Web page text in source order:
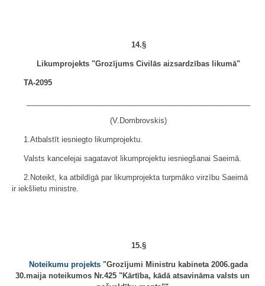
14.§
Likumprojekts "Grozījums Civilās aizsardzības likumā"
TA-2095
(V.Dombrovskis)
1.Atbalstīt iesniegto likumprojektu.
Valsts kancelejai sagatavot likumprojektu iesniegšanai Saeimā.
2.Noteikt, ka atbildīgā par likumprojekta turpmāko virzību Saeimā
ir iekšlietu ministre.
15.§
Noteikumu projekts "Grozījumi Ministru kabineta 2006.gada
30.maija noteikumos Nr.425 "Kārtība, kādā atsavināma valsts un